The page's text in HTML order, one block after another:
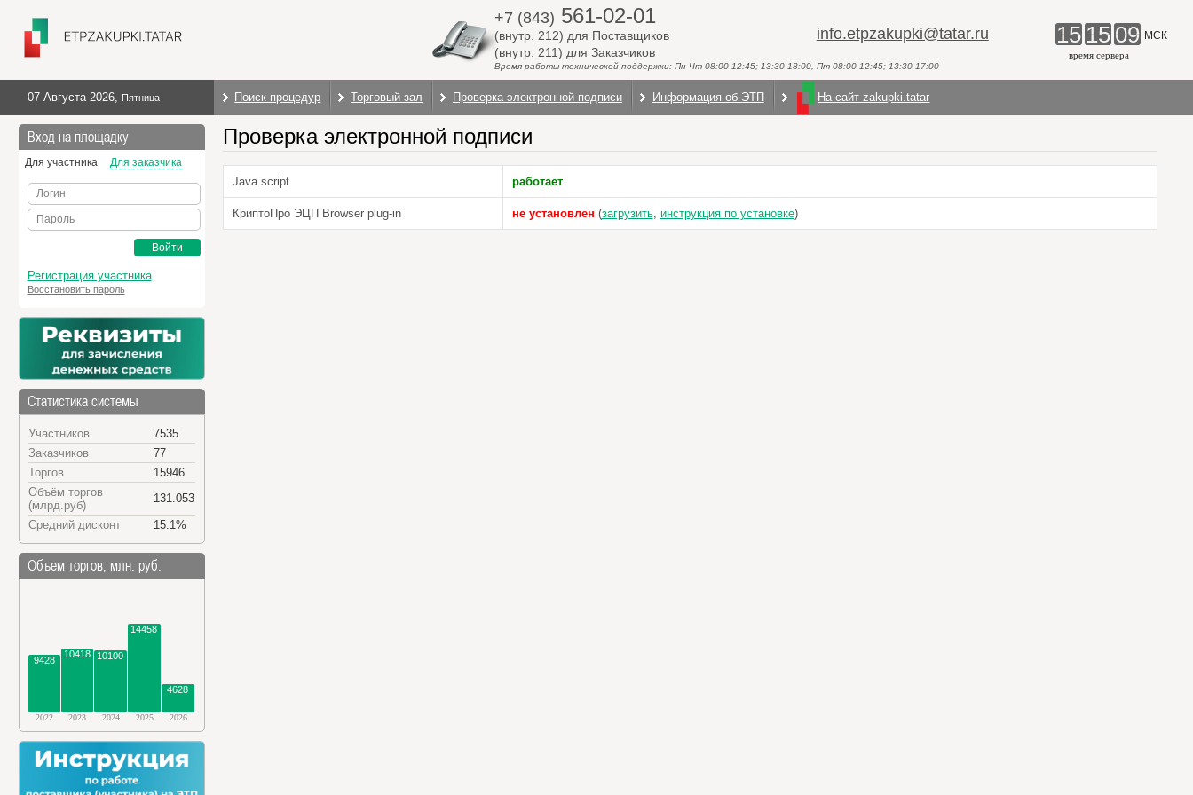
+7 (843) 561-02-01
(внутр. 212) для Поставщиков
(внутр. 211) для Заказчиков
info.etpzakupki@tatar.ru
Время работы технической поддержки: Пн-Чт 08:00-12:45; 13:30-18:00, Пт 08:00-12:45; 13:30-17:00
15 15 09 МСК
время сервера
07 Августа 2026, Пятница Поиск процедур Торговый зал Проверка электронной подписи Информация об ЭТП На сайт zakupki.tatar
Вход на площадку
Для участника Для заказчика
Логин
Пароль
Войти
Регистрация участника
Восстановить пароль
Статистика системы
Участников
7535
Заказчиков
77
Торгов
15946
Объём торгов
(млрд.руб)
131.053
Средний дисконт
15.1%
Объем торгов, млн. руб.
9428
10418 10100
14458
4628
2022 2023 2024 2025 2026
Проверка электронной подписи
Java script работает
КриптоПро ЭЦП Browser plug-in не установлен (загрузить, инструкция по установке)